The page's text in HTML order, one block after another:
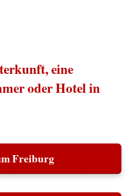
eine
oder Hotel in
Freiburg